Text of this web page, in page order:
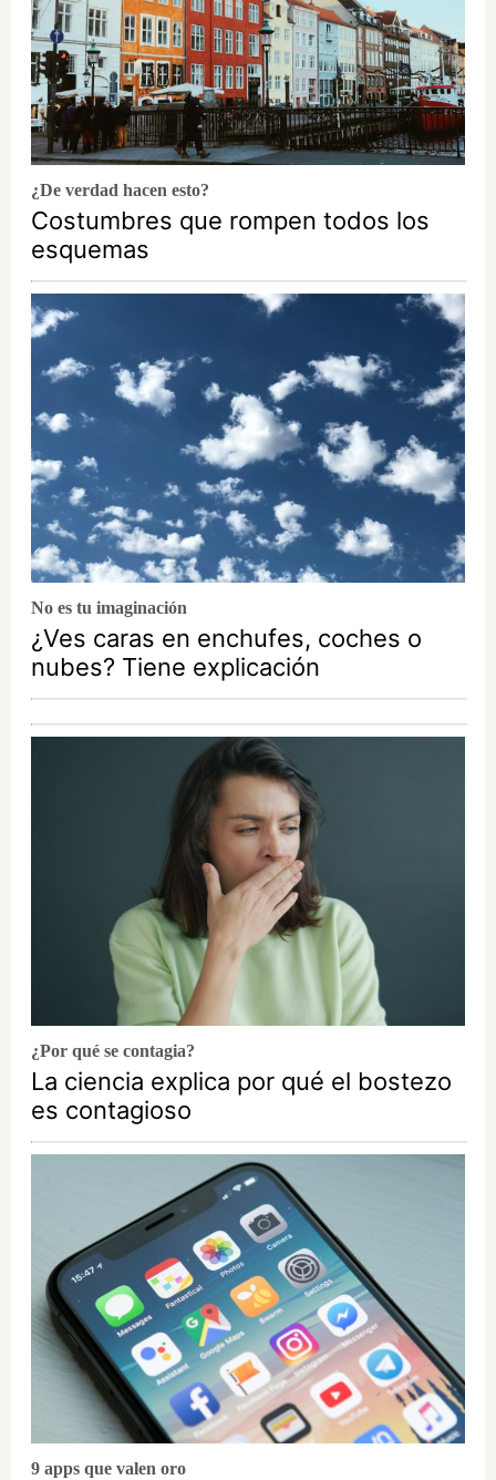
¿De verdad hacen esto?
Costumbres que rompen todos los
esquemas
No es tu imaginación
¿Ves caras en enchufes, coches o
nubes? Tiene explicación
¿Por qué se contagia?
La ciencia explica por qué el bostezo
es contagioso
9 apps que valen oro